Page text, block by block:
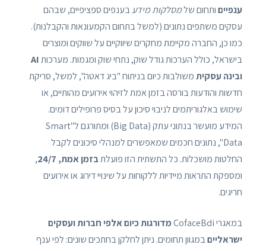
ענפייםותחום שלמסלקות מידעבענפים ספציפיים, שבהם
עסקים משתפים נתונים (למשל בתחום הקמעונאות והקבלנות).
כמו כן, החברה מקיימת מחקרים שיווקיים על שווקים ומוצרים
בישראל, כולל הערכות גודל שוק, נתחי שוק ומגמות. מערכותAI
ובינה עסקיתמשולבות כיום בניתוח "ביג דאטה", למשל, סריקת
חדשות והודעות בורסה בזמן אמת לזיהוי אירועים מהותיים, או
שימוש באלגוריתמים לניבוי סיכון על בסיס פרופילים דומים.
המידע מועשר בנתוני עתק (Big Data) ומתורגם ל"Smart
Data", נתונים חכמים שמאפשרים למנהלי סיכונים לקבל
החלטות מושכלות. כל התשתית הזו פועלתבזמן אמת, 24/7
,
ומספקת התראות מיידיות ללקוחות על שינויי דירוג או אירועים
חריגים.
במאגרי CofaceBdi
מדורגות כיום אלפי חברות ועסקים
ישראלייםבמגוון תחומים. ניתן לחלקן בחתכים שונים: לפי ענף